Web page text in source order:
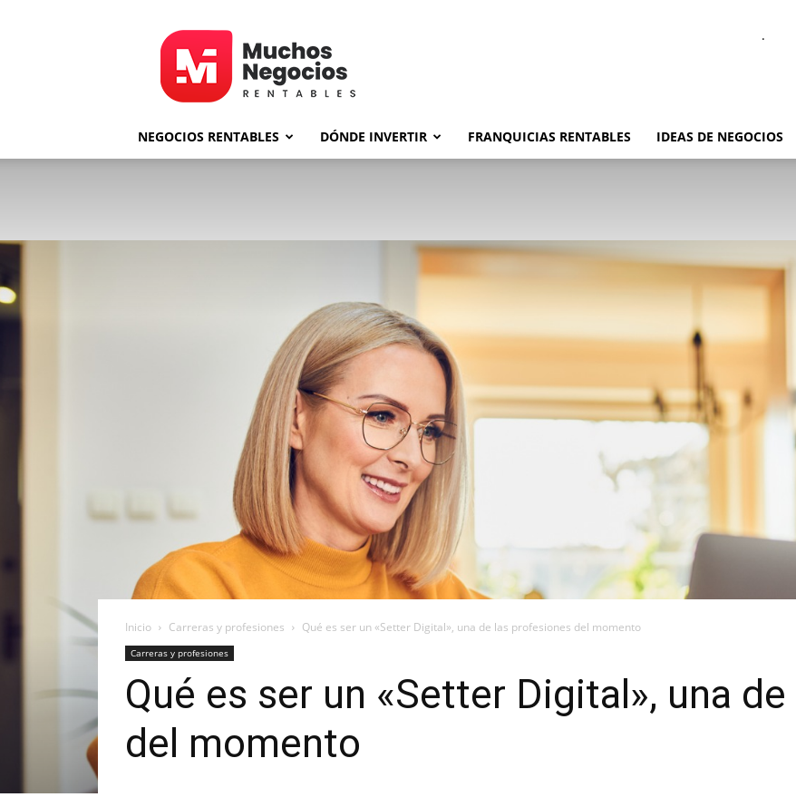
.
NEGOCIOS RENTABLES DÓNDE INVERTIR FRANQUICIAS RENTABLES IDEAS DE NEGOCIOS
Inicio Carreras y profesiones Qué es ser un «Setter Digital», una de las profesiones del momento
Carreras y profesiones
Qué es ser un «Setter Digital», una
del momento